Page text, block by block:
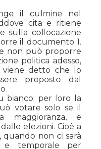
il culmine nel
cita e ritiene
sulla collocazione
il documento 1.
non può proporre
politica adesso,
viene detto che lo
proposto dal
bianco: per loro la
votare solo se il
e
elezioni. Cioè a
non ci sarà
temporale per